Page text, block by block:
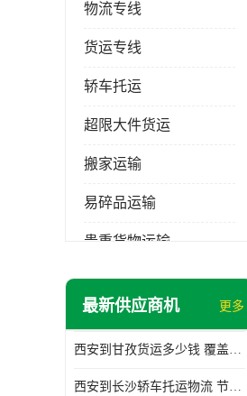
物流专线
货运专线
轿车托运
超限大件货运
搬家运输
易碎品运输
贵重货物运输
普通货物
危险品运输
最新供应商机 更多
西安到甘孜货运多少钱 覆盖面广 降低运输成本
西安到长沙轿车托运物流 节约时间 为客户节省大量时间和能源